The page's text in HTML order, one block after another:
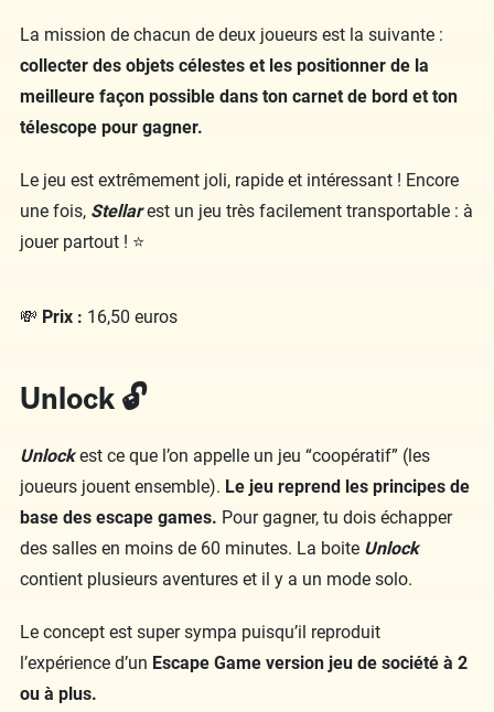
La mission de chacun de deux joueurs est la suivante :
collecter des objets célestes et les positionner de la
meilleure façon possible dans ton carnet de bord et ton
télescope pour gagner.
Le jeu est extrêmement joli, rapide et intéressant ! Encore
une fois, Stellarest un jeu très facilement transportable : à
jouer partout ! ⭐
💸 Prix : 16,50 euros
Unlock 🔓
Unlock est ce que l’on appelle un jeu “coopératif” (les
joueurs jouent ensemble). Le jeu reprend les principes de
base des escape games. Pour gagner, tu dois échapper
des salles en moins de 60 minutes. La boite Unlock
contient plusieurs aventures et il y a un mode solo.
Le concept est super sympa puisqu’il reproduit
l’expérience d’un Escape Game version jeu de société à 2
ou à plus.